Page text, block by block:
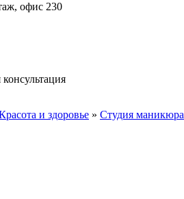
офис 230
и здоровье » Студия маникюра